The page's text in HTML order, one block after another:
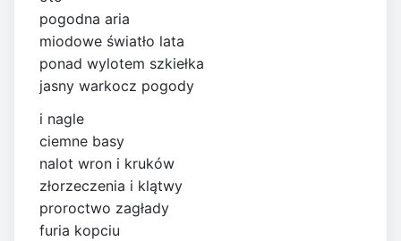
pogodna aria
miodowe światło lata
ponad wylotem szkiełka
jasny warkocz pogody
i nagle
ciemne basy
nalot wron i kruków
złorzeczenia i klątwy
proroctwo zagłady
furia kopciu